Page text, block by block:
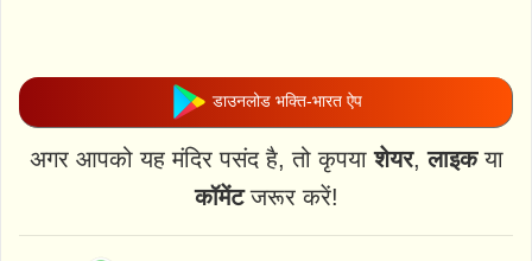
डाउनलोड भक्ति-भारत ऐप
अगर आपको यह मंदिर पसंद है, तो कृपयाशेयर,लाइकया
कॉमेंटजरूर करें!